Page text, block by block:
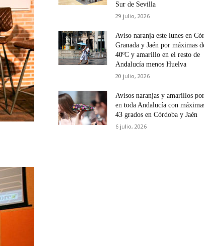
Sur de Sevilla
29 julio, 2026
Aviso naranja este lunes en
Granada y Jaén por máximas
40ºC y amarillo en el resto de
Andalucía menos Huelva
20 julio, 2026
Avisos naranjas y amarillos
en toda Andalucía con
43 grados en Córdoba y Jaén
6 julio, 2026